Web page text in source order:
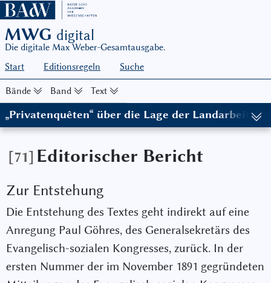
MWG digital
Die digitale Max Weber-Gesamtausgabe.
Start
Editionsregeln Suche
Bände Band Text
„Privatenquêten“ über die Lage der Landarbeiter.
(in: MWG I/4, hg. von Wolfgang J. Mommsen in
[71] Editorischer Bericht
Zur Entstehung
Die Entstehung des Textes geht indirekt auf eine
Anregung Paul Göhres, des Generalsekretärs des
Evangelisch-sozialen Kongresses, zurück. In der
ersten Nummer der im November 1891 gegründeten